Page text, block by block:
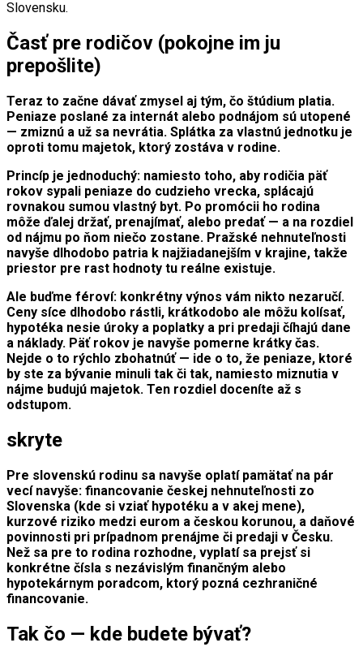
Slovensku.
Časť pre rodičov (pokojne im ju
prepošlite)
Teraz to začne dávať zmysel aj tým, čo štúdium platia.
Peniaze poslané za internát alebo podnájom sú utopené
— zmiznú a už sa nevrátia. Splátka za vlastnú jednotku je
oproti tomu majetok, ktorý zostáva v rodine.
Princíp je jednoduchý: namiesto toho, aby rodičia päť
rokov sypali peniaze do cudzieho vrecka, splácajú
rovnakou sumou vlastný byt. Po promócii ho rodina
môže ďalej držať, prenajímať, alebo predať — a na rozdiel
od nájmu po ňom niečo zostane. Pražské nehnuteľnosti
navyše dlhodobo patria k najžiadanejším v krajine, takže
priestor pre rast hodnoty tu reálne existuje.
Ale buďme féroví: konkrétny výnos vám nikto nezaručí.
Ceny síce dlhodobo rástli, krátkodobo ale môžu kolísať,
hypotéka nesie úroky a poplatky a pri predaji číhajú dane
a náklady. Päť rokov je navyše pomerne krátky čas.
Nejde o to rýchlo zbohatnúť — ide o to, že peniaze, ktoré
by ste za bývanie minuli tak či tak, namiesto miznutia v
nájme budujú majetok. Ten rozdiel doceníte až s
odstupom.
skryte
Pre slovenskú rodinu sa navyše oplatí pamätať na pár
vecí navyše: financovanie českej nehnuteľnosti zo
Slovenska (kde si vziať hypotéku a v akej mene),
kurzové riziko medzi eurom a českou korunou, a daňové
povinnosti pri prípadnom prenájme či predaji v Česku.
Než sa pre to rodina rozhodne, vyplatí sa prejsť si
konkrétne čísla s nezávislým finančným alebo
hypotekárnym poradcom, ktorý pozná cezhraničné
financovanie.
Tak čo — kde budete bývať?